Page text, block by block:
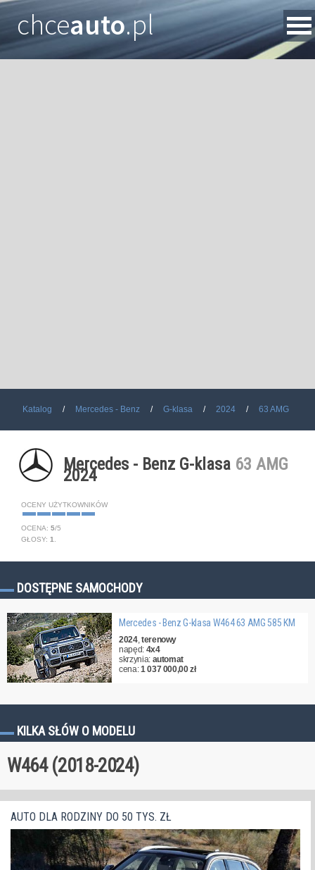
chceauto.pl
Katalog Mercedes - Benz G-klasa 2024 63 AMG
Mercedes - Benz G-klasa 63 AMG
2024
OCENY UŻYTKOWNIKÓW
OCENA: 5/5
GŁOSY: 1
DOSTĘPNE SAMOCHODY
Mercedes - Benz G-klasa W464 63 AMG 585 KM
2024,terenowy
napęd: 4x4
skrzynia: automat
cena:1 037 000,00 zł
KILKA SŁÓW O MODELU
W464 (2018-2024)
AUTO DLA RODZINY DO 50 TYS. ZŁ